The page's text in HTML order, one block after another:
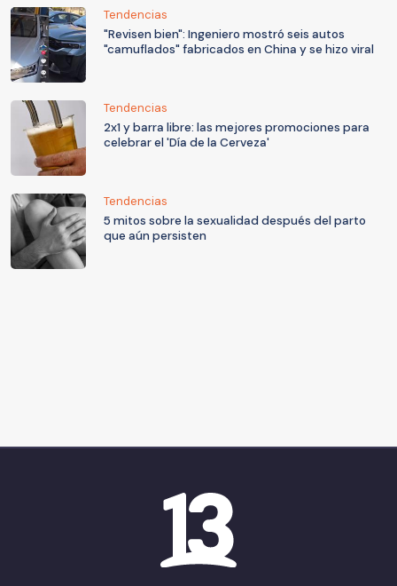
Tendencias
"Revisen bien": Ingeniero mostró seis autos
"camuflados" fabricados en China y se hizo viral
Tendencias
2x1 y barra libre: las mejores promociones para
celebrar el 'Día de la Cerveza'
Tendencias
5 mitos sobre la sexualidad después del parto
que aún persisten